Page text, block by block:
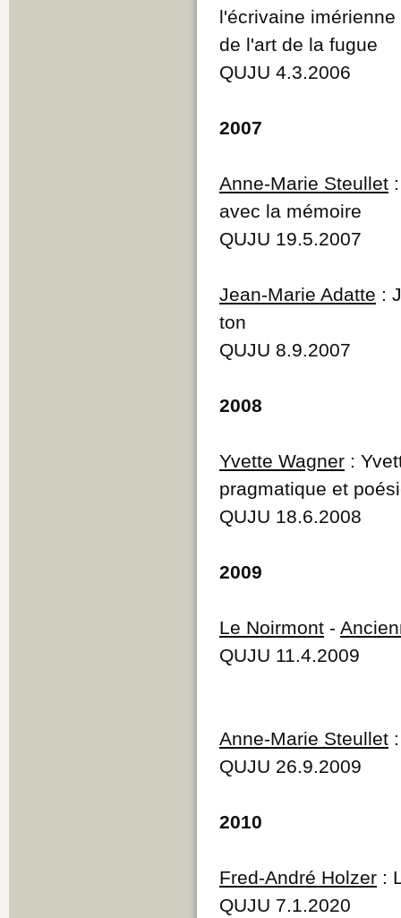
l'écrivaine
de l'art de la fugue
QUJU 4.3.2006
2007
Anne-Marie Steullet
avec la mémoire
QUJU 19.5.2007
Jean-Marie Adatte :
ton
QUJU 8.9.2007
2008
Yvette Wagner :
pragmatique et
QUJU 18.6.2008
2009
Le Noirmont -
QUJU 11.4.2009
Anne-Marie Steullet
QUJU 26.9.2009
2010
Fred-André Holzer :
QUJU 7.1.2020